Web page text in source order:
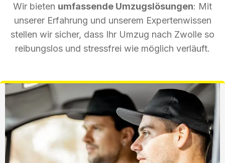
Wir bieten umfassende Umzugslösungen: Mit
unserer Erfahrung und unserem Expertenwissen
stellen wir sicher, dass Ihr Umzug nach Zwolle so
reibungslos und stressfrei wie möglich verläuft.